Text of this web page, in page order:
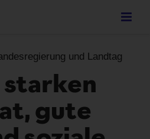
und Landtag
starken
gute